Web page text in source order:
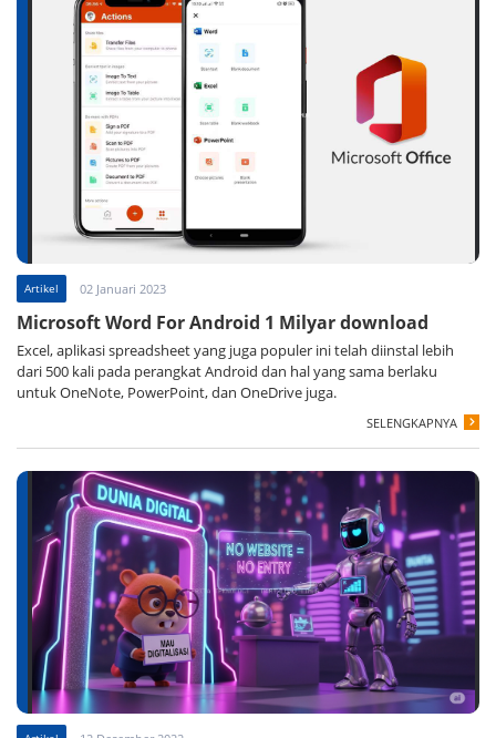
Artikel 02 Januari 2023
Microsoft Word For Android 1 Milyar download
Excel, aplikasi spreadsheet yang juga populer ini telah diinstal lebih
dari 500 kali pada perangkat Android dan hal yang sama berlaku
untuk OneNote, PowerPoint, dan OneDrive juga.
SELENGKAPNYA